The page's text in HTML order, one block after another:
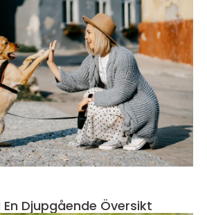
Märgben hund En Djupgående Översikt